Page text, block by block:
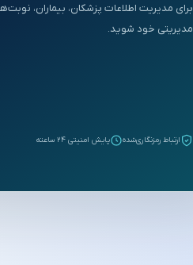
برای مدیریت اطلاعات پزشکان، بیماران،
مدیریتی خود شوید.
ارتباط رمزنگاری‌شده پایش امنیتی ۲۴ ساعته